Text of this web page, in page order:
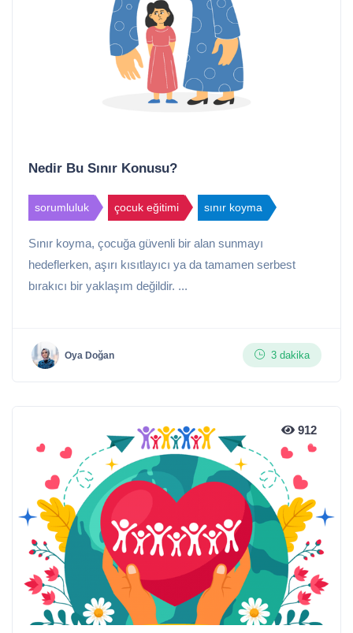
Nedir Bu Sınır Konusu?
sorumluluk çocuk eğitimi sınır koyma
Sınır koyma, çocuğa güvenli bir alan sunmayı
hedeflerken, aşırı kısıtlayıcı ya da tamamen serbest
bırakıcı bir yaklaşım değildir. ...
Oya Doğan 3 dakika
912